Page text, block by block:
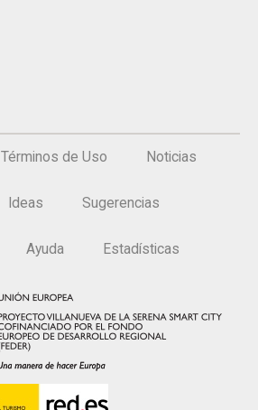
Términos de Uso Noticias
Ideas Sugerencias
Ayuda Estadísticas